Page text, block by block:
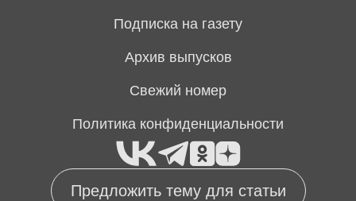
Предложить тему для статьи
Подписка на газету
Архив выпусков
Свежий номер
Политика конфиденциальности